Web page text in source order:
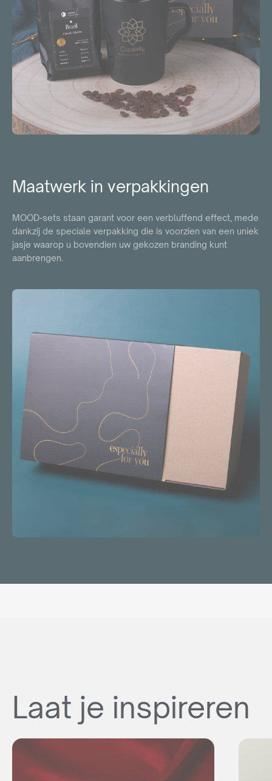
Maatwerk in verpakkingen
MOOD-sets staan ​​garant voor een verbluffend effect, mede
dankzij de speciale verpakking die is voorzien van een uniek
jasje waarop u bovendien uw gekozen branding kunt
aanbrengen.
Laat je inspireren